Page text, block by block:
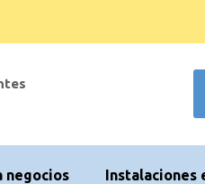
negocios Instalaciones